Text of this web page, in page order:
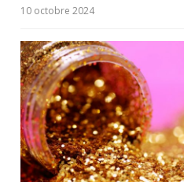
10 octobre 2024